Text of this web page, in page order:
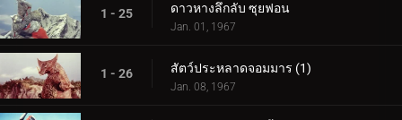
1 - 25 ดาวหางลึกลับ ซุยฟอน
Jan. 01, 1967
1 - 26 สัตว์ประหลาดจอมมาร (1)
Jan. 08, 1967